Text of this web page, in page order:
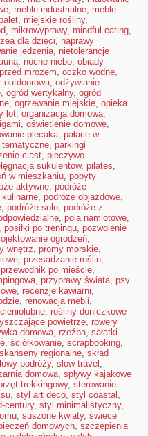
, meble industrialne, meble
, miejskie rośliny,
, mikrowyprawy, mindful eating,
dla dzieci, naprawy
jedzenia, nietolerancje
, nocne niebo, obiady
mrozem, oczko wodne,
outdoorowa, odżywianie
, ogród wertykalny, ogród
, ogrzewanie miejskie, opieka
lot, organizacja domowa,
, oświetlenie domowe,
plecaka, pałace w
tematyczne, parkingi
ciast, pieczywo
sukulentów, pilates,
w mieszkaniu, pobyty
aktywne, podróże
, podróże objazdowe,
, podróże solo, podróże z
, pola namiotowe,
, posiłki po treningu, pozwolenie
ogrodzeń,
wnętrz, promy morskie,
, przesadzanie roślin,
przewodnik po mieście,
, przyprawy świata, psy
, recenzje kawiarni,
, renowacja mebli,
, rośliny doniczkowe
powietrze, rowery
domowa, rzeźba, sałatki
, ściółkowanie, scrapbooking,
skanseny regionalne, skład
podróży, slow travel ,
domowa, spływy kajakowe
trekkingowy, sterowanie
, styl art deco, styl coastal ,
century, styl minimalistyczny,
, suszone kwiaty, świece
domowych, szczepienia